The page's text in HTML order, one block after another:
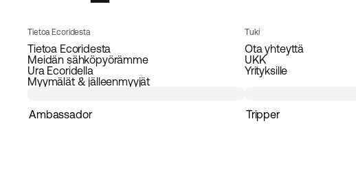
Tietoa Ecoridesta
Tietoa Ecoridesta
Meidän sähköpyörämme
Ura Ecoridella
Myymälät & jälleenmyyjät
Tuki
Ota yhteyttä
UKK
Yrityksille
Ambassador Tripper